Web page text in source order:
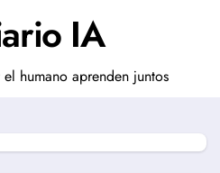
IA
humano aprenden juntos